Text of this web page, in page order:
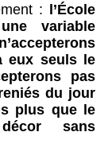
: l’École
variable
eux seuls le
pas
du jour
plus que le
sans